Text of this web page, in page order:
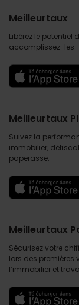
Meilleurtaux
Libérez le potentiel
accomplissez-les.
Meilleurtaux
Suivez la
immobilier,
paperasse.
Meilleurtaux
Sécurisez votre
lors des premières
l’immobilier et